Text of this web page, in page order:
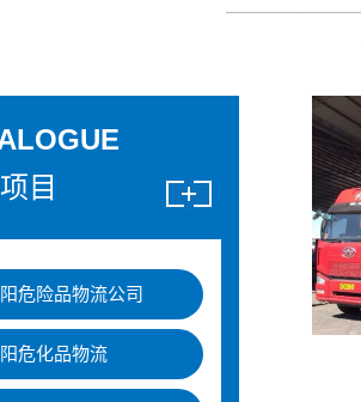
目
危险品物流公司
危化品物流